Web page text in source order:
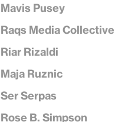
Mavis Pusey
Raqs Media Collective
Riar Rizaldi
Maja Ruznic
Ser Serpas
Rose B. Simpson